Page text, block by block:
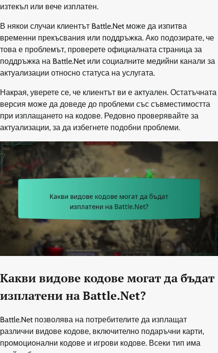
изтекъл или вече изплатен.
В някои случаи клиентът Battle.Net може да изпитва
временни прекъсвания или поддръжка. Ако подозирате, че
това е проблемът, проверете официалната страница за
поддръжка на Battle.Net или социалните медийни канали за
актуализации относно статуса на услугата.
Накрая, уверете се, че клиентът ви е актуален. Остатъчната
версия може да доведе до проблеми със съвместимостта
при изплащането на кодове. Редовно проверявайте за
актуализации, за да избегнете подобни проблеми.
Какви видове кодове могат да бъдат
изплатени на Battle.Net?
Battle.Net позволява на потребителите да изплащат
различни видове кодове, включително подаръчни карти,
промоционални кодове и игрови кодове. Всеки тип има